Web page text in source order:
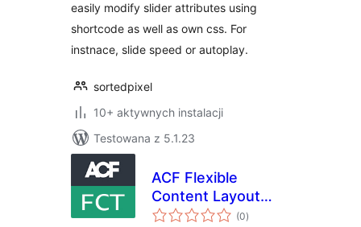
easily modify slider attributes using
shortcode as well as own css. For
instnace, slide speed or autoplay.
sortedpixel
10+ aktywnych instalacji
Testowana z 5.1.23
ACF Flexible
Content Layout
Thumbnail
(0wszystkich
ocen
)